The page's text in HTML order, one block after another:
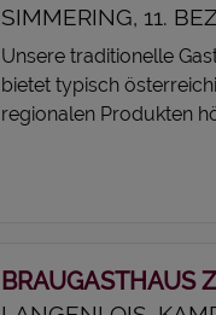
SIMMERING, 11.
Unsere traditionelle
bietet typisch
regionalen Produkten
BRAUGASTHAUS